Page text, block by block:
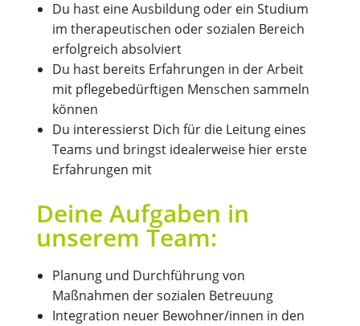
Du hast eine Ausbildung oder ein Studium
im therapeutischen oder sozialen Bereich
erfolgreich absolviert
Du hast bereits Erfahrungen in der Arbeit
mit pflegebedürftigen Menschen sammeln
können
Du interessierst Dich für die Leitung eines
Teams und bringst idealerweise hier erste
Erfahrungen mit
Deine Aufgaben in
unserem Team:
Planung und Durchführung von
Maßnahmen der sozialen Betreuung
Integration neuer Bewohner/innen in den